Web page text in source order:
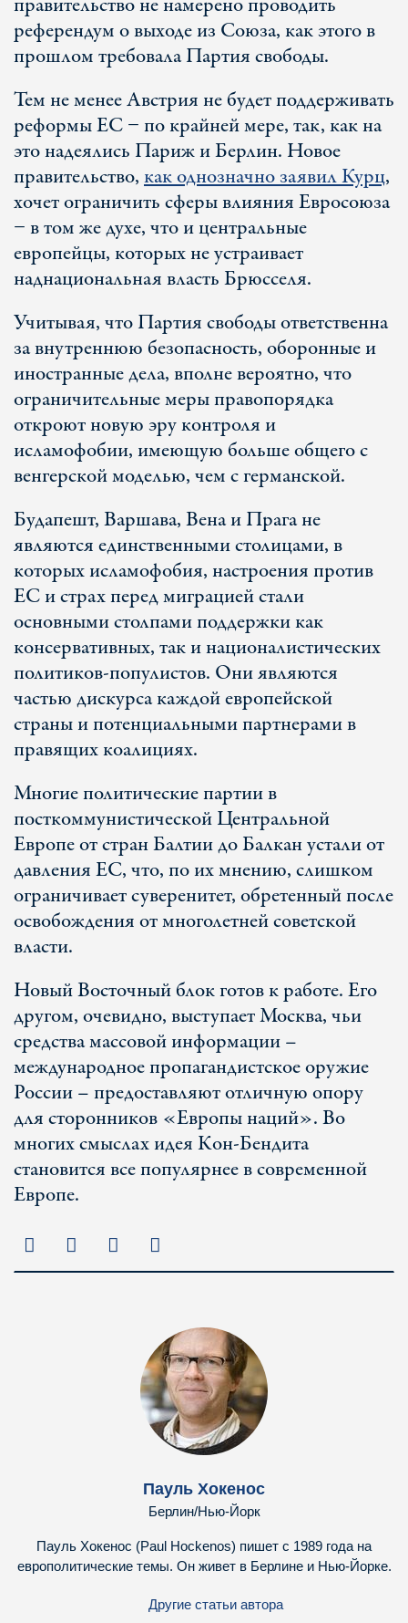
референдум о выходе из Союза, как этого в
прошлом требовала Партия свободы.
Тем не менее Австрия не будет поддерживать
реформы ЕС − по крайней мере, так, как на
это надеялись Париж и Берлин. Новое
правительство,как однозначно заявил Курц,
хочет ограничить сферы влияния Евросоюза
− в том же духе, что и центральные
европейцы, которых не устраивает
наднациональная власть Брюсселя.
Учитывая, что Партия свободы ответственна
за внутреннюю безопасность, оборонные и
иностранные дела, вполне вероятно, что
ограничительные меры правопорядка
откроют новую эру контроля и
исламофобии, имеющую больше общего с
венгерской моделью, чем с германской.
Будапешт, Варшава, Вена и Прага не
являются единственными столицами, в
которых исламофобия, настроения против
ЕС и страх перед миграцией стали
основными столпами поддержки как
консервативных, так и националистических
политиков-популистов. Они являются
частью дискурса каждой европейской
страны и потенциальными партнерами в
правящих коалициях.
Многие политические партии в
посткоммунистической Центральной
Европе от стран Балтии до Балкан устали от
давления ЕС, что, по их мнению, слишком
ограничивает суверенитет, обретенный после
освобождения от многолетней советской
власти.
Новый Восточный блок готов к работе. Его
другом, очевидно, выступает Москва, чьи
средства массовой информации –
международное пропагандистское оружие
России – предоставляют отличную опору
для сторонников «Европы наций». Во
многих смыслах идея Кон-Бендита
становится все популярнее в современной
Европе.
Пауль Хокенос
Берлин/Нью-Йорк
Пауль Хокенос (Paul Hockenos) пишет с 1989 года на
европолитические темы. Он живет в Берлине и Нью-Йорке.
Другие статьи автора